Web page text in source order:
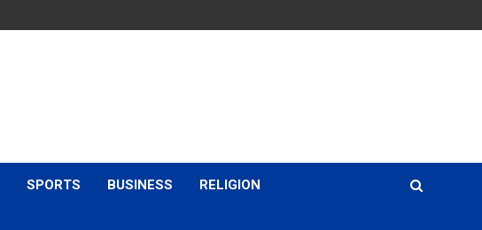
SPORTS BUSINESS RELIGION